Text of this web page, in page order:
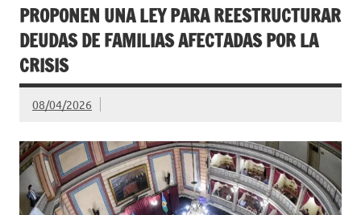
PROPONEN UNA LEY PARA REESTRUCTURAR
DEUDAS DE FAMILIAS AFECTADAS POR LA
CRISIS
08/04/2026